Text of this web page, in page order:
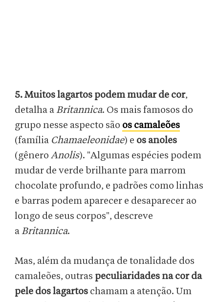
5.Muitos lagartos podem mudar de cor,
detalha aBritannica. Os mais famosos do
grupo nesse aspecto são os camaleões
(família Chamaeleonidae) e os anoles
(gênero Anolis). "Algumas espécies podem
mudar de verde brilhante para marrom
chocolate profundo, e padrões como linhas
e barras podem aparecer e desaparecer ao
longo de seus corpos", descreve
aBritannica.
Mas, além da mudança de tonalidade dos
camaleões, outras peculiaridades na cor da
pele dos lagartos chamam a atenção. Um